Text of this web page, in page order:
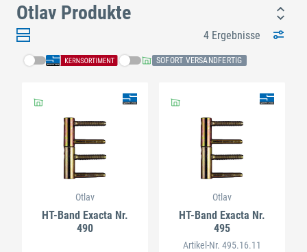
Otlav Produkte
4 Ergebnisse
SOFORT VERSANDFERTIG
Otlav
HT-Band Exacta Nr.
490
Otlav
HT-Band Exacta Nr.
495
Artikel-Nr. 495.16.11